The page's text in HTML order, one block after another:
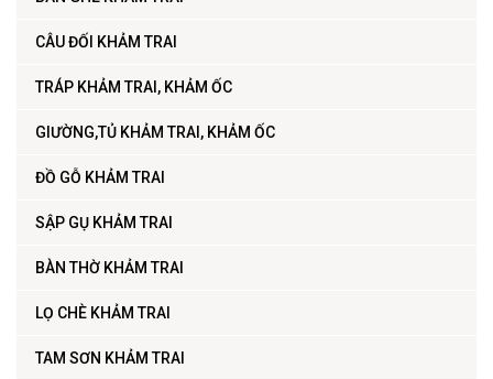
CÂU ĐỐI KHẢM TRAI
TRÁP KHẢM TRAI, KHẢM ỐC
GIƯỜNG,TỦ KHẢM TRAI, KHẢM ỐC
ĐỒ GỖ KHẢM TRAI
SẬP GỤ KHẢM TRAI
BÀN THỜ KHẢM TRAI
LỌ CHÈ KHẢM TRAI
TAM SƠN KHẢM TRAI